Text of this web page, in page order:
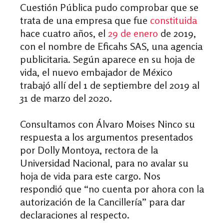
Cuestión Pública pudo comprobar que se
trata de una empresa que fue constituida
hace cuatro años, el 29 de enero de 2019,
con el nombre de Eficahs SAS, una agencia
publicitaria. Según aparece en su hoja de
vida, el nuevo embajador de México
trabajó allí del 1 de septiembre del 2019 al
31 de marzo del 2020.
Consultamos con Álvaro Moises Ninco su
respuesta a los argumentos presentados
por Dolly Montoya, rectora de la
Universidad Nacional, para no avalar su
hoja de vida para este cargo. Nos
respondió que “no cuenta por ahora con la
autorización de la Cancillería” para dar
declaraciones al respecto.